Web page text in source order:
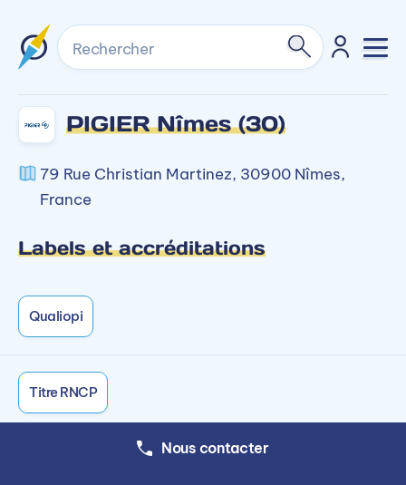
Rechercher
PIGIER Nîmes (30)
79 Rue Christian Martinez, 30900 Nîmes,
France
Labels et accréditations
Qualiopi
Titre RNCP
Nous contacter